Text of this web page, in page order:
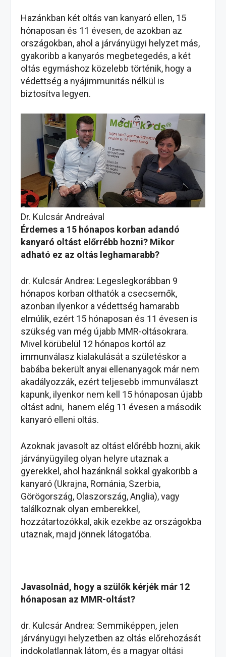
Hazánkban két oltás van kanyaró ellen, 15
hónaposan és 11 évesen, de azokban az
országokban, ahol a járványügyi helyzet más,
gyakoribb a kanyarós megbetegedés, a két
oltás egymáshoz közelebb történik, hogy a
védettség a nyájimmunitás nélkül is
biztosítva legyen.
Dr. Kulcsár Andreával
Érdemes a 15 hónapos korban adandó
kanyaró oltást előrrébb hozni? Mikor
adható ez az oltás leghamarabb?
dr. Kulcsár Andrea: Legeslegkorábban 9
hónapos korban olthatók a csecsemők,
azonban ilyenkor a védettség hamarabb
elmúlik, ezért 15 hónaposan és 11 évesen is
szükség van még újabb MMR-oltásokrara.
Mivel körübelül 12 hónapos kortól az
immunválasz kialakulását a születéskor a
babába bekerült anyai ellenanyagok már nem
akadályozzák, ezért teljesebb immunválaszt
kapunk, ilyenkor nem kell 15 hónaposan újabb
oltást adni, hanem elég 11 évesen a második
kanyaró elleni oltás.
Azoknak javasolt az oltást előrébb hozni, akik
járványügyileg olyan helyre utaznak a
gyerekkel, ahol hazánknál sokkal gyakoribb a
kanyaró (Ukrajna, Románia, Szerbia,
Görögország, Olaszország, Anglia), vagy
találkoznak olyan emberekkel,
hozzátartozókkal, akik ezekbe az országokba
utaznak, majd jönnek látogatóba.
Javasolnád, hogy a szülők kérjék már 12
hónaposan az MMR-oltást?
dr. Kulcsár Andrea: Semmiképpen, jelen
járványügyi helyzetben az oltás előrehozását
indokolatlannak látom, és a magyar oltási